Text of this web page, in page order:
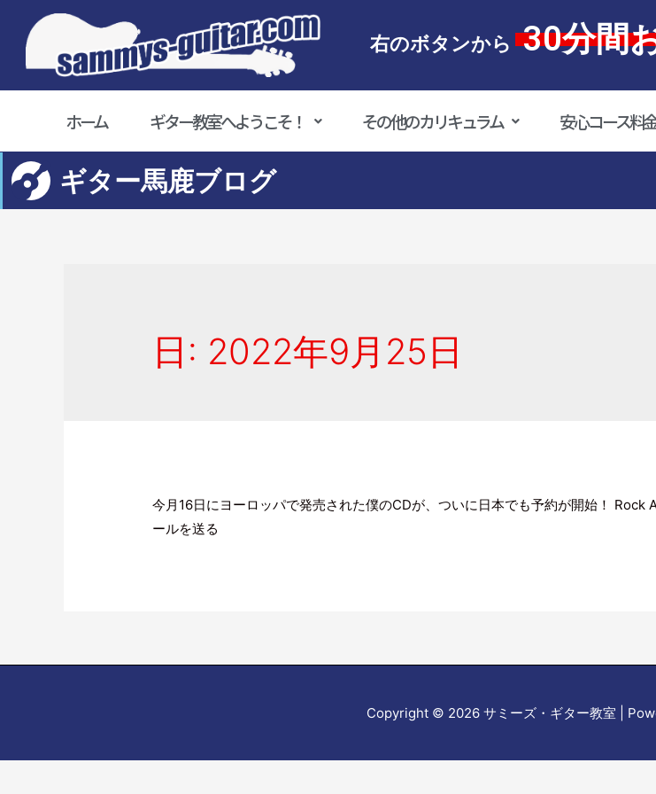
右のボタンから 30分間
ホーム ギター教室へようこそ！ その他のカリキュラム 安心コース料
ギター馬鹿ブログ
日: 2022年9月25日
今月16日にヨーロッパで発売された僕のCDが、ついに日本でも予約が開始！
ールを送る
Copyright © 2026 サミーズ・ギター教室 |